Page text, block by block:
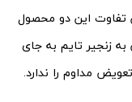
تفاوت این دو محصول
به زنجیر تایم به جای
مداوم را ندارد.